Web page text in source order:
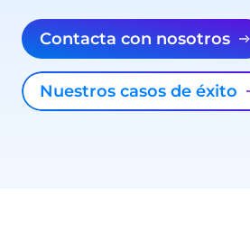
Contacta con nosotros
Nuestros casos de éxito